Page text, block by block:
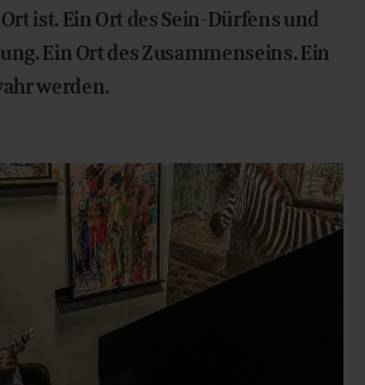
ist. Ein Ort des Sein-Dürfens und
Ein Ort des Zusammenseins. Ein
werden.